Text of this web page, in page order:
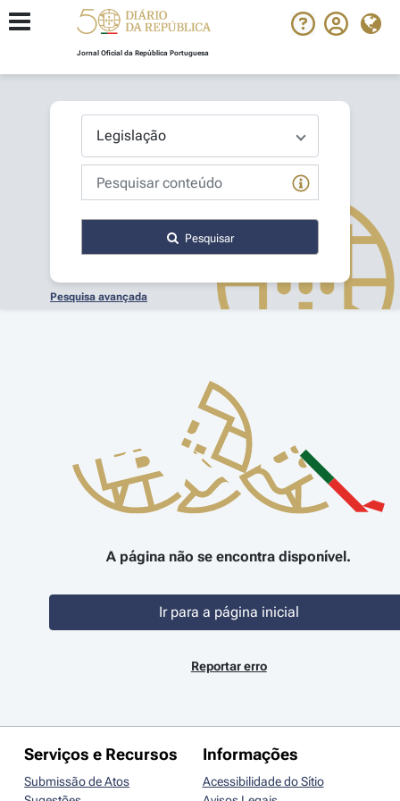
Jornal Oficial da República Portuguesa
Pesquisar
Pesquisa avançada
A página não se encontra disponível.
Ir para a página inicial
Reportar erro
Serviços e Recursos
Submissão de Atos
Informações
Acessibilidade do Sítio